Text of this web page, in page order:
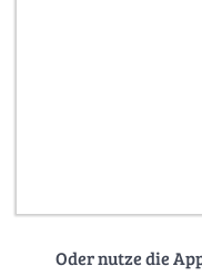
Oder nutze die